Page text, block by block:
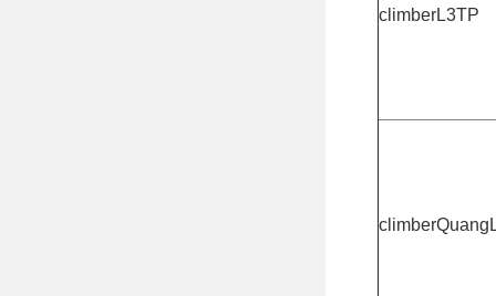
climberL3TP